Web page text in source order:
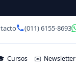
(011) 6155-8693
Cursos ✉️ Newsletter